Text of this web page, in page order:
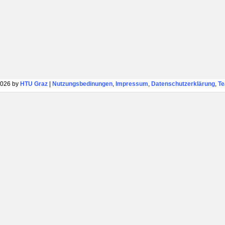
by HTU Graz| Nutzungsbedinungen, Impressum, Datenschutzerklärung,